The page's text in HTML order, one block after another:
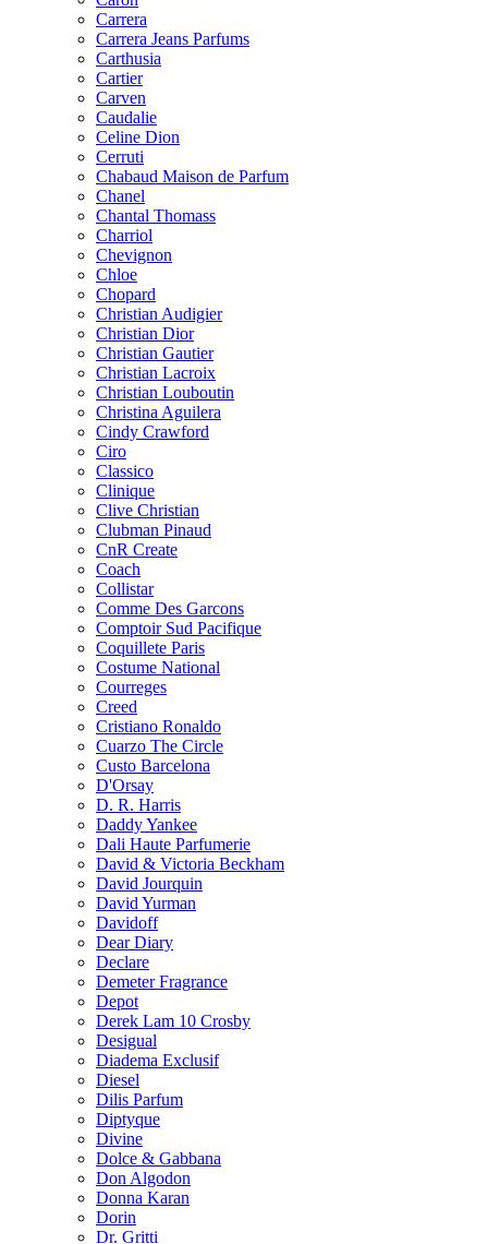
Carrera
Carrera Jeans Parfums
Carthusia
Cartier
Carven
Caudalie
Celine Dion
Cerruti
Chabaud Maison de Parfum
Chanel
Chantal Thomass
Charriol
Chevignon
Chloe
Chopard
Christian Audigier
Christian Dior
Christian Gautier
Christian Lacroix
Christian Louboutin
Christina Aguilera
Cindy Crawford
Ciro
Classico
Clinique
Clive Christian
Clubman Pinaud
CnR Create
Coach
Collistar
Comme Des Garcons
Comptoir Sud Pacifique
Coquillete Paris
Costume National
Courreges
Creed
Cristiano Ronaldo
Cuarzo The Circle
Custo Barcelona
D'Orsay
D. R. Harris
Daddy Yankee
Dali Haute Parfumerie
David & Victoria Beckham
David Jourquin
David Yurman
Davidoff
Dear Diary
Declare
Demeter Fragrance
Depot
Derek Lam 10 Crosby
Desigual
Diadema Exclusif
Diesel
Dilis Parfum
Diptyque
Divine
Dolce & Gabbana
Don Algodon
Donna Karan
Dorin
Dr. Gritti